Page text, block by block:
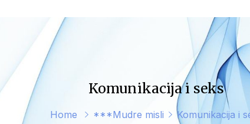
Komunikacija i seks
Home ***Mudre misli Komunikacija i